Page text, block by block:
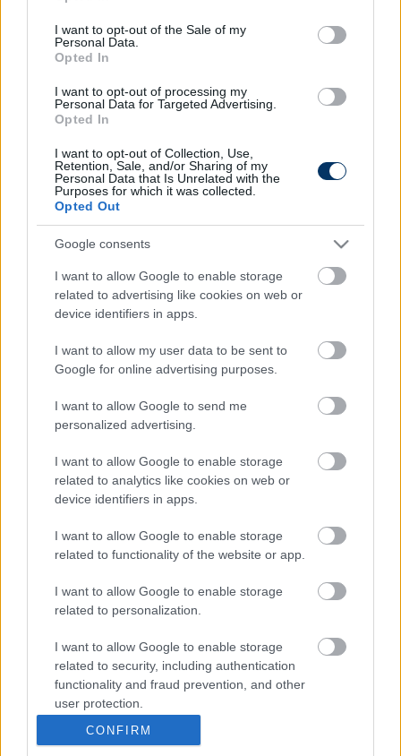
use your data for below specified purposes in below Google
consent section.
I want to opt-out of the Sale of my
Personal Data.
Opted In
I want to opt-out of processing my
Personal Data for Targeted Advertising.
Opted In
I want to opt-out of Collection, Use,
Retention, Sale, and/or Sharing of my
Personal Data that Is Unrelated with the
Purposes for which it was collected.
Opted Out
Google consents
I want to allow Google to enable storage
related to advertising like cookies on web or
device identifiers in apps.
I want to allow my user data to be sent to
Google for online advertising purposes.
I want to allow Google to send me
personalized advertising.
I want to allow Google to enable storage
related to analytics like cookies on web or
device identifiers in apps.
I want to allow Google to enable storage
related to functionality of the website or app.
I want to allow Google to enable storage
related to personalization.
I want to allow Google to enable storage
related to security, including authentication
functionality and fraud prevention, and other
user protection.
CONFIRM
A 26 éves Benik Afobe a Stoke City
kölcsönjátékosaként futballozik a Nagy Ádámot is
foglalkoztató Bristol City-nél, de korábban az
Arsenal, a Huddersfield, a Reading, a Bolton, Millwall,
a Sheffield Wednesday, a Milton Keynes Dons, a
Wolverhampton és a Bournemouth játékosa is volt.
Itt állíthatod be, hogy a Csakfoci az elsők
között legyen a Google-találatokban
Tetszett a cikk? Megosztanád?
Link másolása
CÍMKÉK: #KÜLFÖLDI FOCI #ANGOL FOCI
#GYÁSZ
#TRAGÉDIA
#BRISTOL CITY #STOKE CITY
AFOBE
Autópiac
Volvo Xc90
Szín: Pezsgő
Üzemanyag: Benzin/elektromos
32 289 000 Ft
Yamaha Mt-07
Szín: